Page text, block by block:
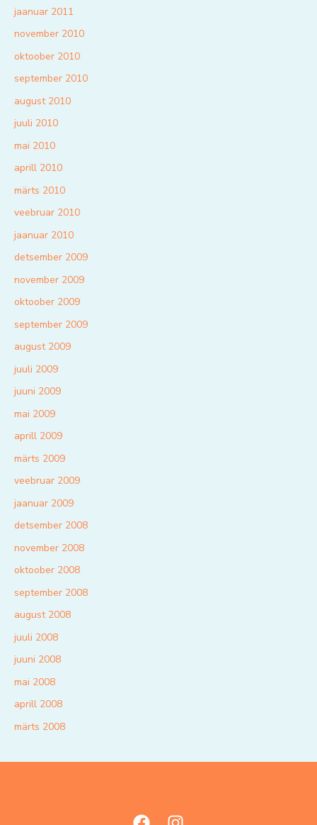
jaanuar 2011
november 2010
oktoober 2010
september 2010
august 2010
juuli 2010
mai 2010
aprill 2010
märts 2010
veebruar 2010
jaanuar 2010
detsember 2009
november 2009
oktoober 2009
september 2009
august 2009
juuli 2009
juuni 2009
mai 2009
aprill 2009
märts 2009
veebruar 2009
jaanuar 2009
detsember 2008
november 2008
oktoober 2008
september 2008
august 2008
juuli 2008
juuni 2008
mai 2008
aprill 2008
märts 2008